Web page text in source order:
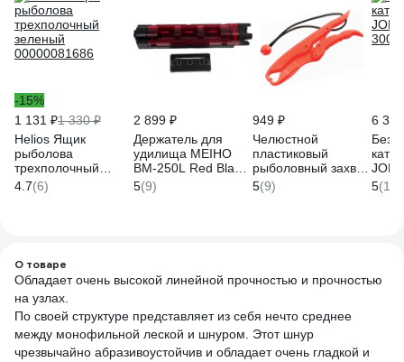
-15%
1 131 ₽1 330 ₽
Helios Ящик
рыболова
трехполочный
зеленый
00000081686
4.7(6)
2 899 ₽
Держатель для
удилища MEIHO
BM-250L Red Black
50х54х283 BM-
250L-RB
5(9)
949 ₽
Челюстной
пластиковый
рыболовный захват
LUCKY JOHN
Липгрип LJ-9604
5(9)
6
5(11)
О товаре
Обладает очень высокой линейной прочностью и прочностью
на узлах.
По своей структуре представляет из себя нечто среднее
между монофильной леской и шнуром. Этот шнур
чрезвычайно абразивоустойчив и обладает очень гладкой и